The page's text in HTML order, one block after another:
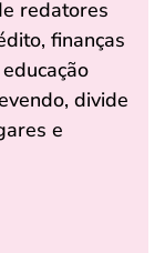
redatores
finanças
divide
e